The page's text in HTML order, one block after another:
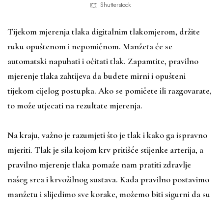
Shutterstock
Tijekom mjerenja tlaka digitalnim tlakomjerom, držite
ruku opuštenom i nepomičnom. Manžeta će se
automatski napuhati i očitati tlak. Zapamtite, pravilno
mjerenje tlaka zahtijeva da budete mirni i opušteni
tijekom cijelog postupka. Ako se pomičete ili razgovarate,
to može utjecati na rezultate mjerenja.
Na kraju, važno je razumjeti što je tlak i kako ga ispravno
mjeriti. Tlak je sila kojom krv pritišće stijenke arterija, a
pravilno mjerenje tlaka pomaže nam pratiti zdravlje
našeg srca i krvožilnog sustava. Kada pravilno postavimo
manžetu i slijedimo sve korake, možemo biti sigurni da su